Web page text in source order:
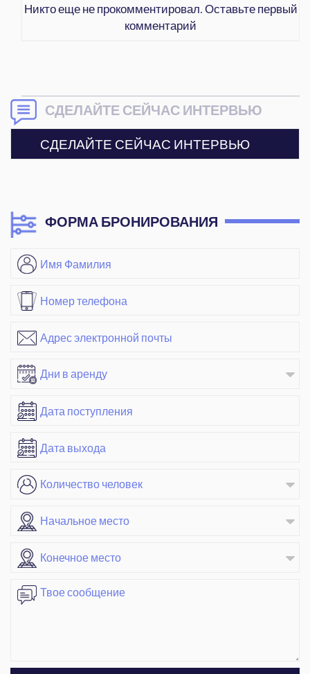
Никто еще не прокомментировал. Оставьте первый
комментарий
СДЕЛАЙТЕ СЕЙЧАС ИНТЕРВЬЮ
СДЕЛАЙТЕ СЕЙЧАС ИНТЕРВЬЮ
ФОРМА БРОНИРОВАНИЯ